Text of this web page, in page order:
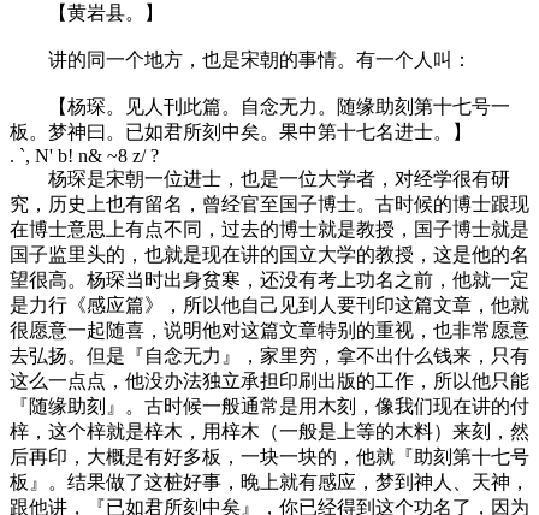
【黄岩县。】
讲的同一个地方，也是宋朝的事情。有一个人叫：
【杨琛。见人刊此篇。自念无力。随缘助刻第十七号一
板。梦神曰。已如君所刻中矣。果中第十七名进士。】
. `, N' b! n& ~8 z/ ?
杨琛是宋朝一位进士，也是一位大学者，对经学很有研
究，历史上也有留名，曾经官至国子博士。古时候的博士跟现
在博士意思上有点不同，过去的博士就是教授，国子博士就是
国子监里头的，也就是现在讲的国立大学的教授，这是他的名
望很高。杨琛当时出身贫寒，还没有考上功名之前，他就一定
是力行《感应篇》，所以他自己见到人要刊印这篇文章，他就
很愿意一起随喜，说明他对这篇文章特别的重视，也非常愿意
去弘扬。但是『自念无力』，家里穷，拿不出什么钱来，只有
这么一点点，他没办法独立承担印刷出版的工作，所以他只能
『随缘助刻』。古时候一般通常是用木刻，像我们现在讲的付
梓，这个梓就是梓木，用梓木（一般是上等的木料）来刻，然
后再印，大概是有好多板，一块一块的，他就『助刻第十七号
板』。结果做了这桩好事，晚上就有感应，梦到神人、天神，
跟他讲，『已如君所刻中矣』，你已经得到这个功名了，因为